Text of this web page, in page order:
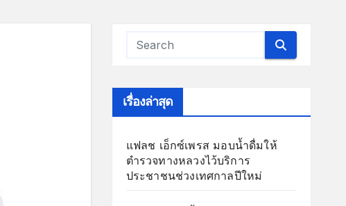
เรื่องล่าสุด
แฟลช เอ็กซ์เพรส มอบน้ำดื่มให้
ตำรวจทางหลวงไว้บริการ
ประชาชนช่วงเทศกาลปีใหม่